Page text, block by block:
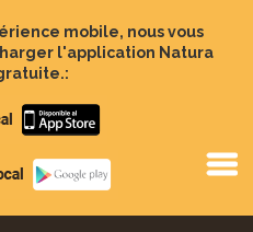
mobile, nous vous
l'application Natura
Apple
Google
Play